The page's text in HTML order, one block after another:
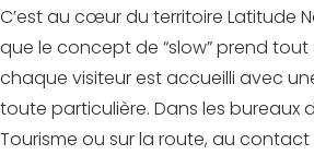
C’est au cœur du territoire Latitude
que le concept de “slow” prend tout
chaque visiteur est accueilli avec
toute particulière. Dans les bureaux
Tourisme ou sur la route, au